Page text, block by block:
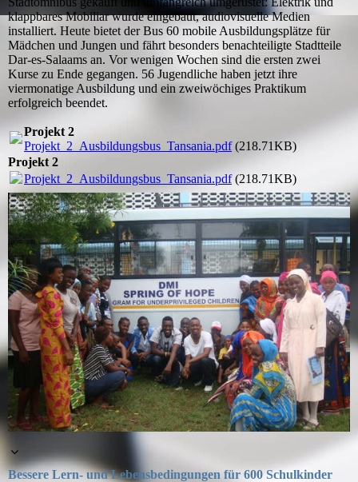
klappbares Mobiliar wurde eingebaut, audiovisuelle Medien
installiert. Heute bietet der Bus 60 mobile Ausbildungsplätze für
Mädchen und Jungen und fährt besonders benachteiligte Stadtteile
Dar-es-Salaams an. Vor wenigen Wochen sind die ersten zwei
Kurse zu Ende gegangen. 56 Jugendliche haben jetzt ihre
viermonatige Ausbildung und ein zweiwöchiges Praktikum
erfolgreich beendet.
Projekt 2
Projekt_2_Ausbildungsbus_Tansania.pdf(218.71KB)
Projekt 2
Projekt_2_Ausbildungsbus_Tansania.pdf(218.71KB)
Bessere Lern- und Lebensbedingungen für 600 Schulkinder